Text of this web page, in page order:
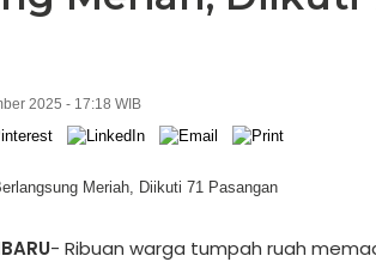
2025 - 17:18 WIB
- Ribuan warga tumpah ruah